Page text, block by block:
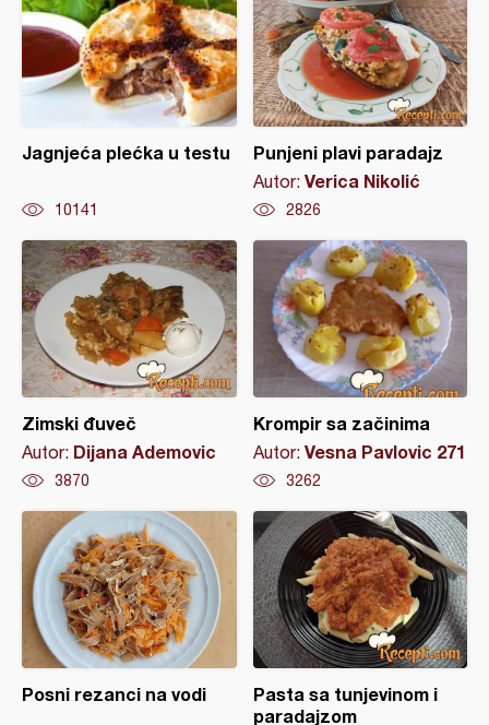
Jagnjeća plećka u testu
10141
Punjeni plavi paradajz
Autor: Verica Nikolić
2826
Zimski đuveč
Autor: Dijana Ademovic
3870
Krompir sa začinima
Autor: Vesna Pavlovic 271
3262
Posni rezanci na vodi
Pasta sa tunjevinom i
paradajzom